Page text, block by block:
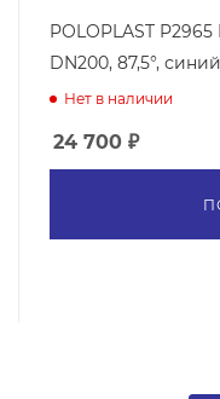
POLOPLAST
DN200, 87,5°, синий
Нет в наличии
24 700 ₽